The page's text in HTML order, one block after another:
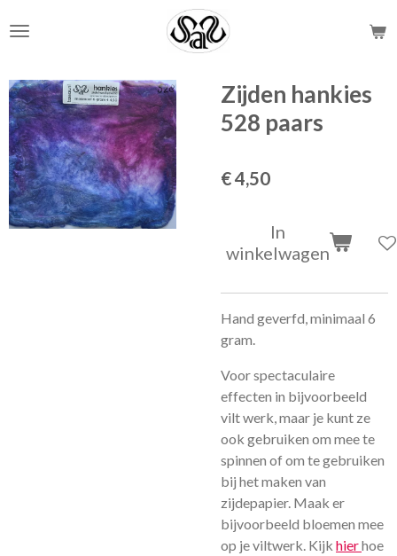
direct
de
hoofdinhoud
Zijden hankies
528 paars
€ 4,50
In
winkelwagen
Hand geverfd, minimaal 6
gram.
Voor spectaculaire
effecten in bijvoorbeeld
vilt werk, maar je kunt ze
ook gebruiken om mee te
spinnen of om te gebruiken
bij het maken van
zijdepapier. Maak er
bijvoorbeeld bloemen mee
op je viltwerk. Kijk hierhoe